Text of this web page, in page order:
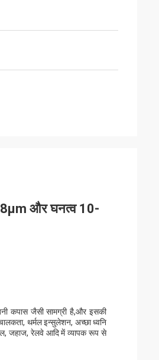
और घनत्व 10-
कपास जैसी सामग्री है,और इसकी
थर्मल इन्सुलेशन, अच्छा ध्वनि
जहाज, रेलवे आदि में व्यापक रूप से